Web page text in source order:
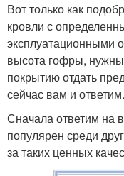
Вот только как
кровли с
эксплуатационными
высота гофры,
покрытию отдать
сейчас вам и ответим.
Сначала ответим на
популярен среди
за таких ценных